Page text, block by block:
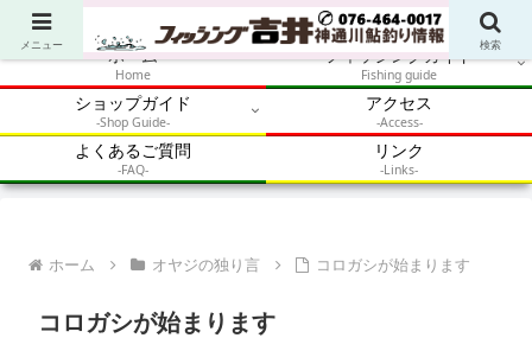
アウトドア・釣り・鮎・自然体験を加速させるメディア
ホーム
Home
フィッシングガイド
Fishing guide
ショップガイド
-Shop Guide-
アクセス
-Access-
よくあるご質問
-FAQ-
リンク
-Links-
ホーム オヤジの独り言 コロガシが始まります
コロガシが始まります
メニュー 検索